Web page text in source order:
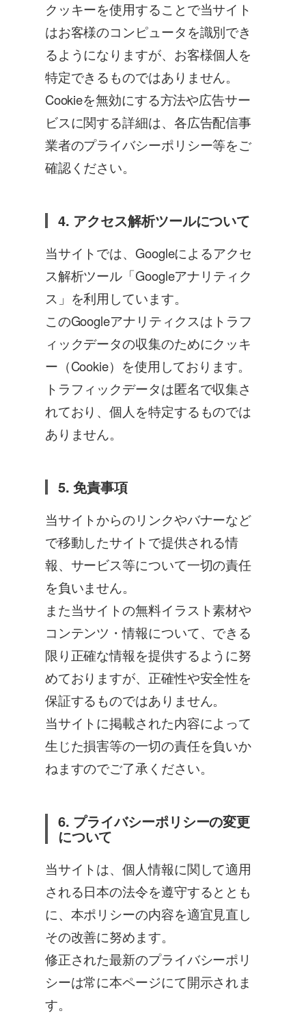
クッキーを使用することで当サイト
はお客様のコンピュータを識別でき
るようになりますが、お客様個人を
特定できるものではありません。
Cookieを無効にする方法や広告サー
ビスに関する詳細は、各広告配信事
業者のプライバシーポリシー等をご
確認ください。
4. アクセス解析ツールについて
当サイトでは、Googleによるアクセ
ス解析ツール「Googleアナリティク
ス」を利用しています。
このGoogleアナリティクスはトラフ
ィックデータの収集のためにクッキ
ー（Cookie）を使用しております。
トラフィックデータは匿名で収集さ
れており、個人を特定するものでは
ありません。
5. 免責事項
当サイトからのリンクやバナーなど
で移動したサイトで提供される情
報、サービス等について一切の責任
を負いません。
また当サイトの無料イラスト素材や
コンテンツ・情報について、できる
限り正確な情報を提供するように努
めておりますが、正確性や安全性を
保証するものではありません。
当サイトに掲載された内容によって
生じた損害等の一切の責任を負いか
ねますのでご了承ください。
6. プライバシーポリシーの変更
について
当サイトは、個人情報に関して適用
される日本の法令を遵守するととも
に、本ポリシーの内容を適宜見直し
その改善に努めます。
修正された最新のプライバシーポリ
シーは常に本ページにて開示されま
す。